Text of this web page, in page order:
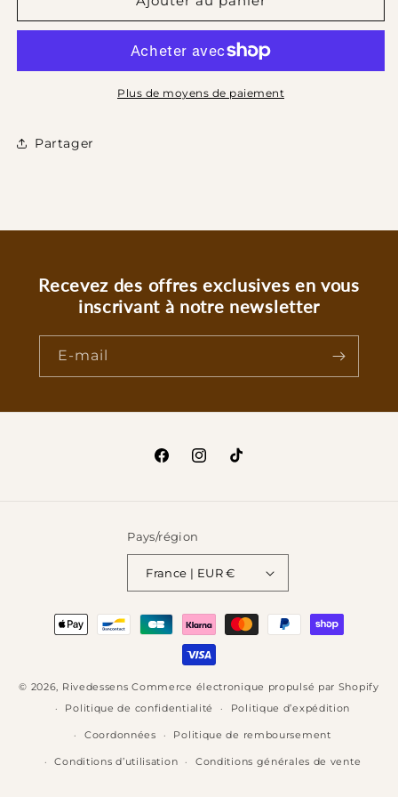
064
ESSENCE
ML
064
FEMME
ESSENCE
30%
Plus de moyens de paiement
Partager
Recevez des offres exclusives en vous
inscrivant à notre newsletter
E-mail
FacebookInstagram
TikTok
Pays/région
France | EUR €
Moyens
© 2026, Rivedessens Commerce électronique propulsé par Shopify
Politique de confidentialité
Politique d’expédition
Coordonnées Politique de remboursement
Conditions d’utilisation Conditions générales de vente